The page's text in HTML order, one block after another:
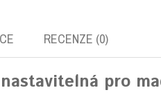
RECENZE (0)
pro